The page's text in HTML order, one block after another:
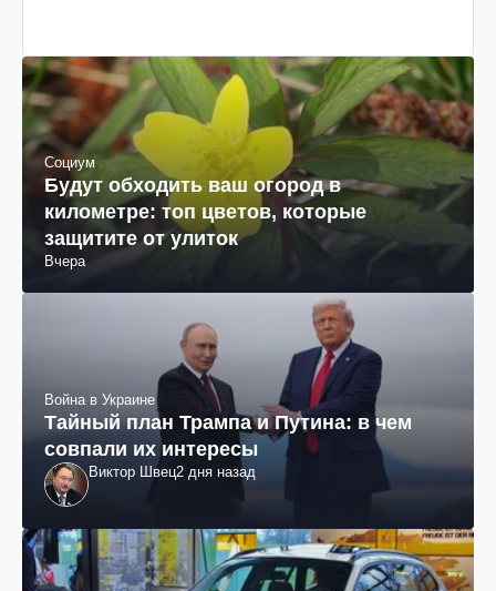
Социум
Будут обходить ваш огород в
километре: топ цветов, которые
защитите от улиток
Вчера
Война в Украине
Тайный план Трампа и Путина: в чем
совпали их интересы
Виктор Швец2 дня назад